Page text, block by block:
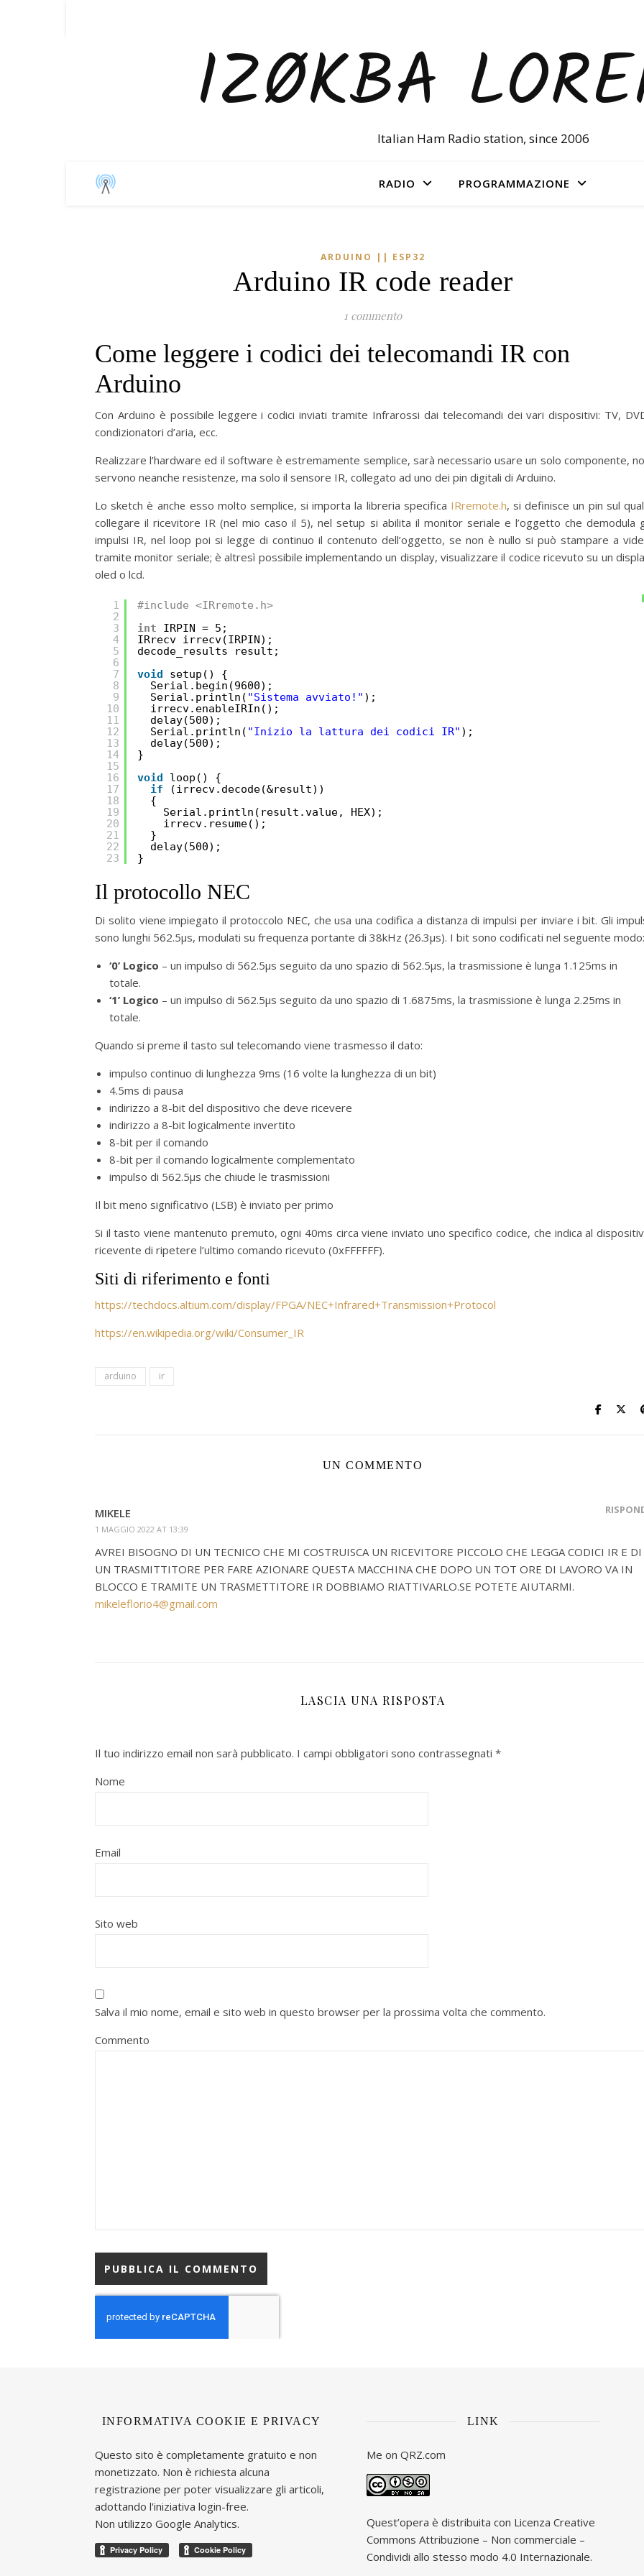
IZØKBAItalian Ham Radio station, since 2006
RADIO PROGRAMMAZIONE
ARDUINO || ESP32
Arduino IR code reader
1 commento
Come leggere i codici dei telecomandi IR con
Arduino
Con Arduino è possibile leggere i codici inviati tramite Infrarossi dai telecomandi dei vari dispositivi: TV,
condizionatori d’aria, ecc.
Realizzare l’hardware ed il software è estremamente semplice, sarà necessario usare un solo componente,
servono neanche resistenze, ma solo il sensore IR, collegato ad uno dei pin digitali di Arduino.
Lo sketch è anche esso molto semplice, si importa la libreria specifica IRremote.h, si definisce un pin sul
collegare il ricevitore IR (nel mio caso il 5), nel setup si abilita il monitor seriale e l’oggetto che demodula
impulsi IR, nel loop poi si legge di continuo il contenuto dell’oggetto, se non è nullo si può stampare a
tramite monitor seriale; è altresì possibile implementando un display, visualizzare il codice ricevuto su un
oled o lcd.
1
2
3
4
5
6
7
8
9
10
11
12
13
14
15
16
17
18
19
20
21
22
23
#include <IRremote.h>
int
IRPIN = 5;
IRrecv irrecv(IRPIN);
decode_results result;
void
setup() {
Serial.begin(9600);
Serial.println( "Sistema avviato!" );
irrecv.enableIRIn();
delay(500);
Serial.println( "Inizio la lattura dei codici IR" );
delay(500);
}
void
loop() {
if
(irrecv.decode(&result))
{
Serial.println(result.value, HEX);
irrecv.resume();
}
delay(500);
}
Il protocollo NEC
Di solito viene impiegato il protoccolo NEC, che usa una codifica a distanza di impulsi per inviare i bit. Gli
sono lunghi 562.5µs, modulati su frequenza portante di 38kHz (26.3µs). I bit sono codificati nel seguente modo:
‘0’ Logico – un impulso di 562.5µs seguito da uno spazio di 562.5µs, la trasmissione è lunga 1.125ms in
totale.
‘1’ Logico – un impulso di 562.5µs seguito da uno spazio di 1.6875ms, la trasmissione è lunga 2.25ms in
totale.
Quando si preme il tasto sul telecomando viene trasmesso il dato:
impulso continuo di lunghezza 9ms (16 volte la lunghezza di un bit)
4.5ms di pausa
indirizzo a 8-bit del dispositivo che deve ricevere
indirizzo a 8-bit logicalmente invertito
8-bit per il comando
8-bit per il comando logicalmente complementato
impulso di 562.5µs che chiude le trasmissioni
Il bit meno significativo (LSB) è inviato per primo
Si il tasto viene mantenuto premuto, ogni 40ms circa viene inviato uno specifico codice, che indica al
ricevente di ripetere l’ultimo comando ricevuto (0xFFFFFF).
Siti di riferimento e fonti
https://techdocs.altium.com/display/FPGA/NEC+Infrared+Transmission+Protocol
https://en.wikipedia.org/wiki/Consumer_IR
arduino ir
UN COMMENTO
MIKELE
1 MAGGIO 2022 AT 13:39
AVREI BISOGNO DI UN TECNICO CHE MI COSTRUISCA UN RICEVITORE PICCOLO CHE LEGGA CODICI IR E DI
UN TRASMITTITORE PER FARE AZIONARE QUESTA MACCHINA CHE DOPO UN TOT ORE DI LAVORO VA IN
BLOCCO E TRAMITE UN TRASMETTITORE IR DOBBIAMO RIATTIVARLO.SE POTETE AIUTARMI.
mikeleflorio4@gmail.com
LASCIA UNA RISPOSTA
Il tuo indirizzo email non sarà pubblicato. I campi obbligatori sono contrassegnati *
Nome
Email
Sito web
Salva il mio nome, email e sito web in questo browser per la prossima volta che commento.
Commento
INFORMATIVA COOKIE E PRIVACY
Questo sito è completamente gratuito e non
monetizzato. Non è richiesta alcuna
registrazione per poter visualizzare gli articoli,
adottando l'iniziativa login-free.
Non utilizzo Google Analytics.
LINK
Me on QRZ.com
Quest’opera è distribuita con Licenza Creative
Commons Attribuzione – Non commerciale –
Condividi allo stesso modo 4.0 Internazionale.